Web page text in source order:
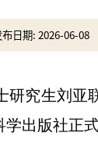
布日期: 2026-06-08
究生刘亚
出版社正式